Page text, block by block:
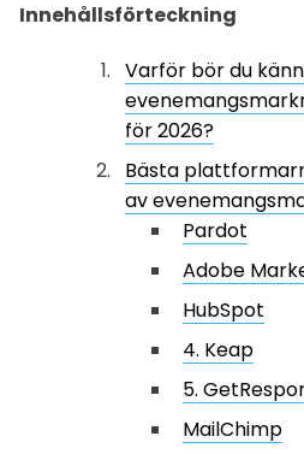
Innehållsförteckning
Varför bör du
för 2026?
Bästa
av
Pardot
Adobe
HubSpot
4. Keap
5.
MailChimp